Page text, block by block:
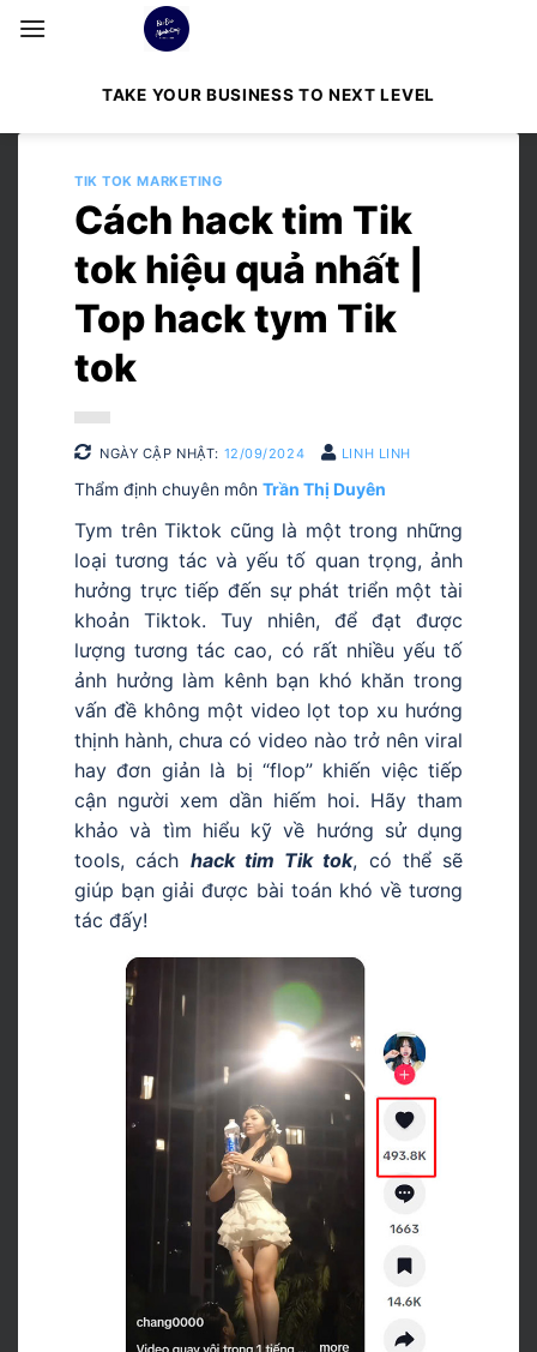
Bỏ
qua
TAKE YOUR BUSINESS TO NEXT LEVEL
TIK TOK MARKETING
Cách hack tim Tik
tok hiệu quả nhất |
Top hack tym Tik
tok
NGÀY CẬP NHẬT: 12/09/2024 LINH LINH
Thẩm định chuyên môn Trần Thị Duyên
Tym trên Tiktok cũng là một trong những
loại tương tác và yếu tố quan trọng, ảnh
hưởng trực tiếp đến sự phát triển một tài
khoản Tiktok. Tuy nhiên, để đạt được
lượng tương tác cao, có rất nhiều yếu tố
ảnh hưởng làm kênh bạn khó khăn trong
vấn đề không một video lọt top xu hướng
thịnh hành, chưa có video nào trở nên viral
hay đơn giản là bị “flop” khiến việc tiếp
cận người xem dần hiếm hoi. Hãy tham
khảo và tìm hiểu kỹ về hướng sử dụng
tools, cách hack tim Tik tok, có thể sẽ
giúp bạn giải được bài toán khó về tương
tác đấy!